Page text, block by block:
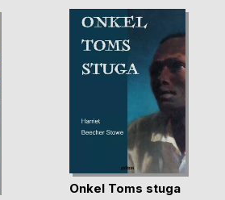
Onkel Toms stuga